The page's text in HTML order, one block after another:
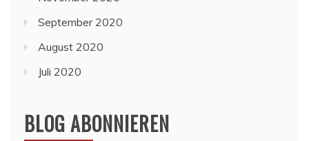
September 2020
August 2020
Juli 2020
BLOG ABONNIEREN